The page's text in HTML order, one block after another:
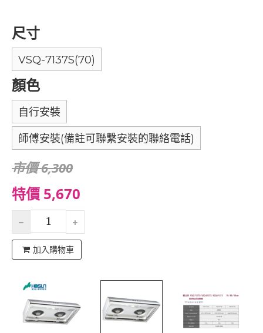
尺寸
VSQ-7137S(70)
顏色
自行安裝
師傅安裝(備註可聯繫安裝的聯絡電話)
市價 6,300
特價 5,670
加入購物車